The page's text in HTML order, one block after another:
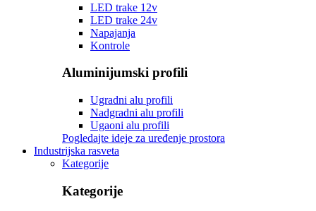
LED trake 12v
LED trake 24v
Napajanja
Kontrole
Aluminijumski profili
Ugradni alu profili
Nadgradni alu profili
Ugaoni alu profili
Pogledajte ideje za uređenje prostora
Industrijska rasveta
Kategorije
Kategorije